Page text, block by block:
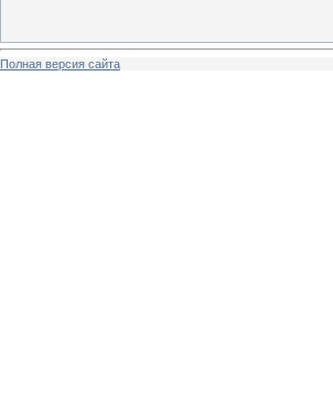
Полная версия сайта